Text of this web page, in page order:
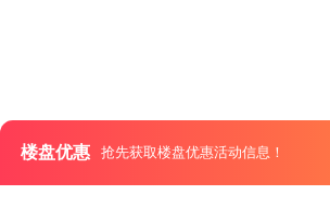
楼盘优惠 抢先获取楼盘优惠活动信息！